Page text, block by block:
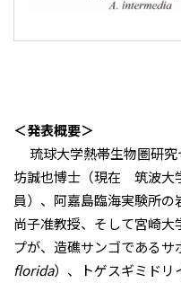
＜発表概要＞
琉球大学熱帯生物圏研究
坊誠也博士（現在 筑波大
員）、阿嘉島臨海実験所
尚子准教授、そして宮崎
プが、造礁サンゴであるサ
florida）、トゲスギミドリ